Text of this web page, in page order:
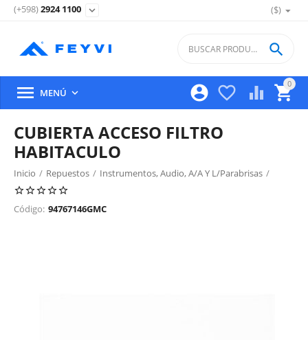
($)
(+598)2924 1100 expand_more
0

 


 MENÚ 
CUBIERTA ACCESO FILTRO
HABITACULO
Inicio / Repuestos / Instrumentos, Audio, A/A Y L/Parabrisas /
Sistema Ventilación, Filtro Y Panel Control
Código: 94767146GMC